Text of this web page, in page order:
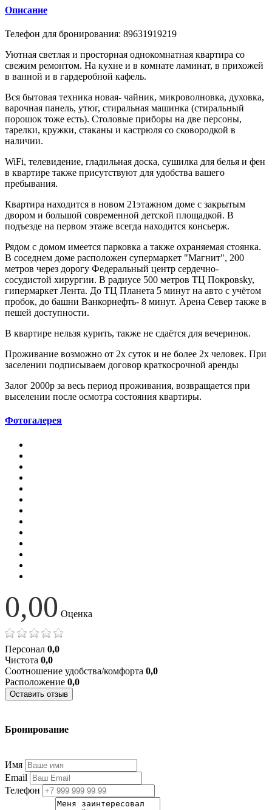
Описание
Телефон для бронирования: 89631919219
Уютная светлая и просторная однокомнатная квартира со
свежим ремонтом. На кухне и в комнате ламинат, в прихожей
в ванной и в гардеробной кафель.
Вся бытовая техника новая- чайник, микроволновка, духовка,
варочная панель, утюг, стиральная машинка (стиральный
порошок тоже есть). Столовые приборы на две персоны,
тарелки, кружки, стаканы и кастрюля со сковородкой в
наличии.
WiFi, телевидение, гладильная доска, сушилка для белья и фен
в квартире также присутствуют для удобства вашего
пребывания.
Квартира находится в новом 21этажном доме с закрытым
двором и большой современной детской площадкой. В
подъезде на первом этаже всегда находится консьерж.
Рядом с домом имеется парковка а также охраняемая стоянка.
В соседнем доме расположен супермаркет "Магнит", 200
метров через дорогу Федеральный центр сердечно-
сосудистой хирургии. В радиусе 500 метров ТЦ Покровsky,
гипермаркет Лента. До ТЦ Планета 5 минут на авто с учётом
пробок, до башни Ванкорнефть- 8 минут. Арена Север также в
пешей доступности.
В квартире нельзя курить, также не сдаётся для вечеринок.
Проживание возможно от 2х суток и не более 2х человек. При
заселении подписываем договор краткосрочной аренды
Залог 2000р за весь период проживания, возвращается при
выселении после осмотра состояния квартиры.
Фотогалерея
0,00 Оценка
Персонал 0,0
Чистота 0,0
Соотношение удобства/комфорта 0,0
Расположение 0,0
Оставить отзыв
Бронирование
Имя
Email
Телефон